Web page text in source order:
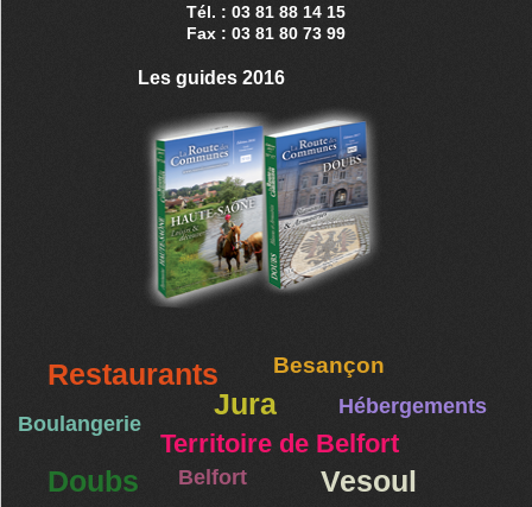
Tél. : 03 81 88 14 15
Fax : 03 81 80 73 99
Les guides 2016
Restaurants Besançon
Jura Hébergements
Boulangerie
Territoire de Belfort
Doubs Belfort
Vesoul